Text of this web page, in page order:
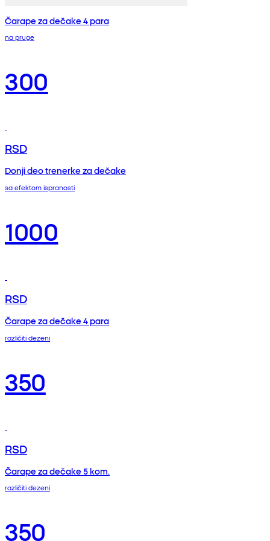
Čarape za dečake 4 para
na pruge
300
RSD
Donji deo trenerke za dečake
sa efektom ispranosti
1000
RSD
Čarape za dečake 4 para
različiti dezeni
350
RSD
Čarape za dečake 5 kom.
različiti dezeni
350